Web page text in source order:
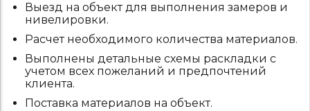
Выезд на объект для выполнения замеров и
нивелировки.
Расчет необходимого количества материалов.
Выполнены детальные схемы раскладки с
учетом всех пожеланий и предпочтений
клиента.
Поставка материалов на объект.